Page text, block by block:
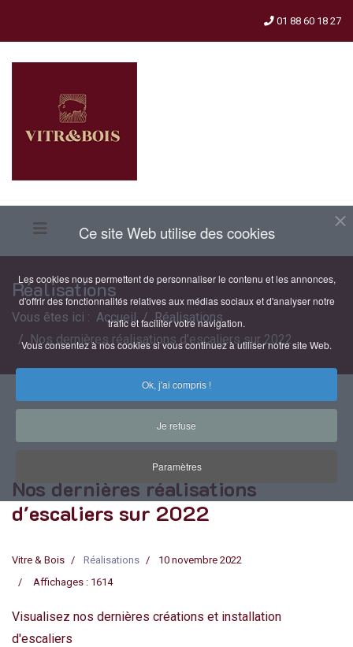
01 88 60 18 27
Réalisations
Vous êtes ici : Accueil
Réalisations
Nos dernières réalisations d'escaliers sur 2022
Nos dernières réalisations
d'escaliers sur 2022
Vitre & Bois Réalisations
10 novembre 2022
Affichages : 1614
Visualisez nos dernières créations et installation
d'escaliers
Ce site Web utilise des cookies
Les cookies nous permettent de personnaliser le contenu et les annonces,
d'offrir des fonctionnalités relatives aux médias sociaux et d'analyser notre
trafic et faciliter votre navigation.
Vous consentez à nos cookies si vous continuez à utiliser notre site Web.
Ok, j'ai compris !
Je refuse
Paramètres